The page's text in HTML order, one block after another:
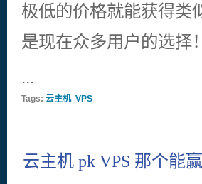
极低的价格就能获得类
是现在众多用户的选择！
...
Tags: 云主机 VPS
云主机 pk VPS 那个能赢